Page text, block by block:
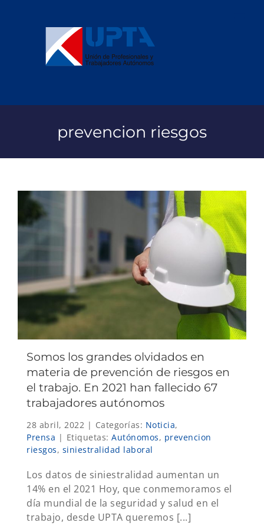
prevencion riesgos
Somos los grandes olvidados en
materia de prevención de riesgos en
el trabajo. En 2021 han fallecido 67
trabajadores autónomos
28 abril, 2022 | Categorías: Noticia,
Prensa | Etiquetas: Autónomos, prevencion
riesgos, siniestralidad laboral
Los datos de siniestralidad aumentan un
14% en el 2021 Hoy, que conmemoramos el
día mundial de la seguridad y salud en el
trabajo, desde UPTA queremos [...]